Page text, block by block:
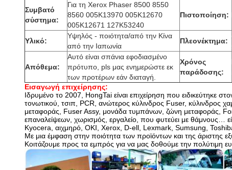
Συμβατό
σύστημα:
Για τη Xerox Phaser 8500 8550
8560 005K13970 005K12670
005K12671 127K53240
Πιστοποίηση:
Υλικό:
Υψηλός - ποιότητα/από την Κίνα
από την Ιαπωνία
Πλεονέκτημα:
Απόθεμα:
Αυτό είναι σπάνια εφοδιασμένο
πρότυπο, pls μας ενημερώστε εκ
των προτέρων εάν διαταγή.
Χρόνος
παράδοσης:
Εισαγωγή επιχείρησης:
Ιδρυμένο το 2007, HongTai είναι επιχείρηση που ειδικεύτηκε
τονωτικού, τσιπ, PCR, ανώτερος κύλινδρος Fuser, κύλινδρος
μεταφοράς, Fuser Assy, μονάδα τυμπάνων, ζώνη μεταφοράς,
επαναλείψεων, χωρισμός, εργαλείο, που φυτεύει με θάμνους…
Kyocera, αιχμηρό, OKI, Xerox, D-ell, Lexmark, Sumsung,
Με μια έμφαση στην ποιότητα των προϊόντων και της άριστης
Κοιτάζουμε προς τα εμπρός για να μας δοθούμε την πολύτιμη